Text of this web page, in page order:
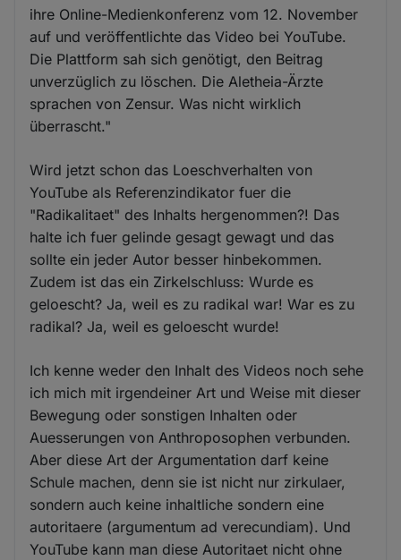
ihre Online-Medienkonferenz vom 12. November
auf und veröffentlichte das Video bei YouTube.
Die Plattform sah sich genötigt, den Beitrag
unverzüglich zu löschen. Die Aletheia-Ärzte
sprachen von Zensur. Was nicht wirklich
überrascht."
Wird jetzt schon das Loeschverhalten von
YouTube als Referenzindikator fuer die
"Radikalitaet" des Inhalts hergenommen?! Das
halte ich fuer gelinde gesagt gewagt und das
sollte ein jeder Autor besser hinbekommen.
Zudem ist das ein Zirkelschluss: Wurde es
geloescht? Ja, weil es zu radikal war! War es zu
radikal? Ja, weil es geloescht wurde!
Ich kenne weder den Inhalt des Videos noch sehe
ich mich mit irgendeiner Art und Weise mit dieser
Bewegung oder sonstigen Inhalten oder
Auesserungen von Anthroposophen verbunden.
Aber diese Art der Argumentation darf keine
Schule machen, denn sie ist nicht nur zirkulaer,
sondern auch keine inhaltliche sondern eine
autoritaere (argumentum ad verecundiam). Und
YouTube kann man diese Autoritaet nicht ohne